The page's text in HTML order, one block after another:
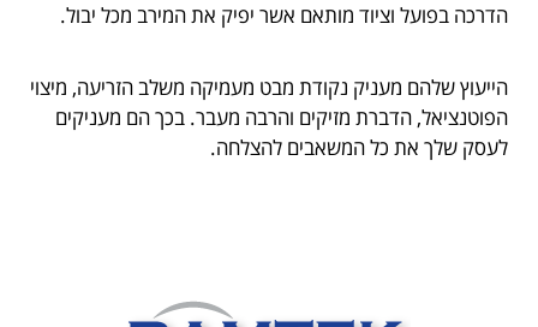
הדרכה בפועל וציוד מותאם אשר יפיק את המירב מכל יבול.
הייעוץ שלהם מעניק נקודת מבט מעמיקה משלב הזריעה, מיצוי
הפוטנציאל, הדברת מזיקים והרבה מעבר. בכך הם מעניקים
לעסק שלך את כל המשאבים להצלחה.